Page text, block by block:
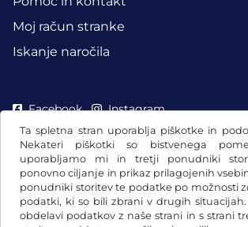
Ta spletna stran uporablja piškotke in
Nekateri piškotki so bistvenega
uporabljamo mi in tretji ponudniki
ponovno ciljanje in prikaz prilagojenih
ponudniki storitev te podatke po možnosti
podatki, ki so bili zbrani v drugih
obdelavi podatkov z naše strani in s strani
Moj račun stranke
Iskanje naročila
Facebook Instagram